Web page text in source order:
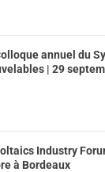
annuel du
| 29
Industry
à Bordeaux